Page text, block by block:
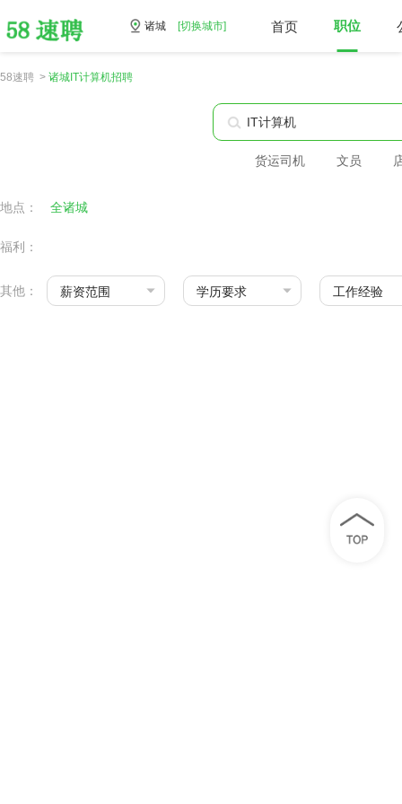
诸城 [切换城市] 首页 职位
58速聘 > 诸城IT计算机招聘
货运司机 文员
地点： 全诸城
福利：
其他： 薪资范围 学历要求 工作经验